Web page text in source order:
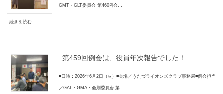
GMT・GLT委員会 第460例会…
続きを読む
第459回例会は、役員年次報告でした！
■日時：2026年6月2日（火）■会場／うたづライオンズクラブ事務局■例会担当
／GAT・GMA・会則委員会 第…